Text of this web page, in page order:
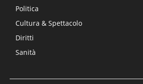
Politica
Cultura & Spettacolo
Diritti
Sanità